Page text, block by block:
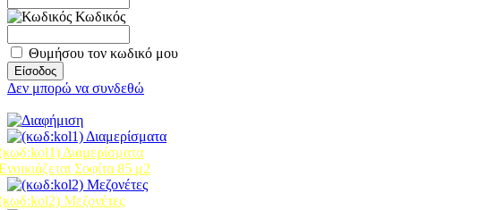
Κωδικός
Θυμήσου τον κωδικό μου
Δεν μπορώ να συνδεθώ
Διαμερίσματα
Σοφίτα 85 μ2
Mεζονέτες